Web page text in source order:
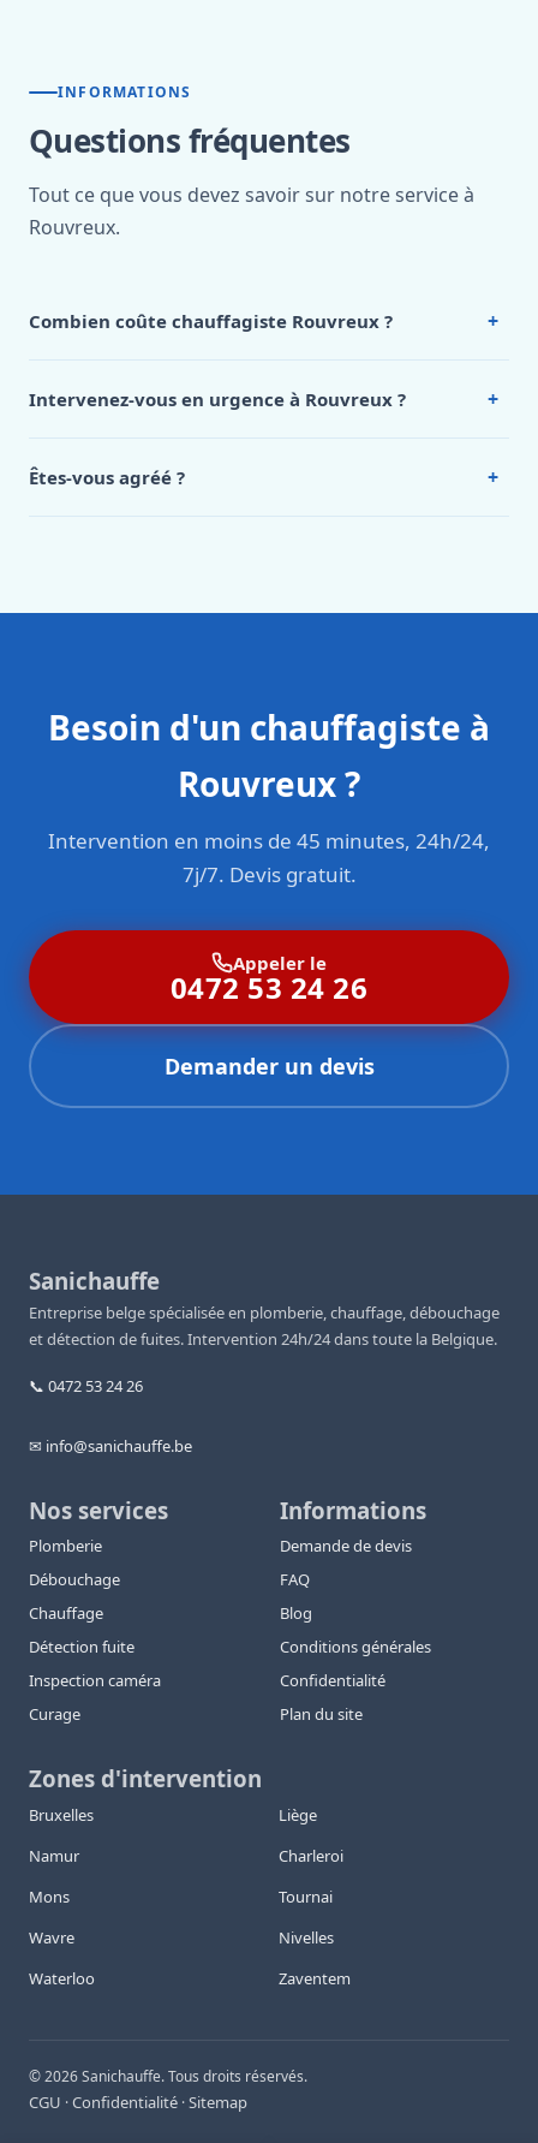
INFORMATIONS
Questions fréquentes
Tout ce que vous devez savoir sur notre service à
Rouvreux.
Combien coûte chauffagiste Rouvreux ? +
Rouvreux, appelez le 0472 53 24 26.
Intervenez-vous en urgence à Rouvreux ? +
Êtes-vous agréé ? +
Besoin d'un chauffagiste à
Rouvreux ?
Intervention en moins de 45 minutes, 24h/24,
7j/7. Devis gratuit.
Appeler le
0472 53 24 26
Demander un devis
Sanichauffe
Entreprise belge spécialisée en plomberie, chauffage, débouchage
et détection de fuites. Intervention 24h/24 dans toute la Belgique.
📞 0472 53 24 26
✉ info@sanichauffe.be
Nos services
Plomberie
Débouchage
Chauffage
Détection fuite
Inspection caméra
Curage
Informations
Demande de devis
FAQ
Blog
Conditions générales
Confidentialité
Plan du site
Zones d'intervention
Bruxelles
Liège
Namur
Charleroi
Mons
Tournai
Wavre
Nivelles
Waterloo
Zaventem
©2026Sanichauffe. Tous droits réservés.
CGU ·Confidentialité ·Sitemap